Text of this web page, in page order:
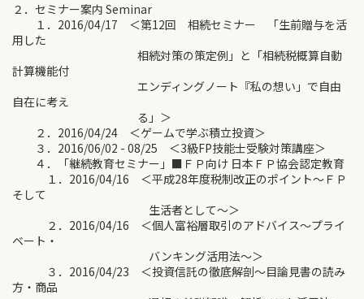
２．セミナー案内 Seminar
１．2016/04/17 ＜第12回 相続セミナー 「生前贈与を活
用した
相続対策の策定例」と「相続税概算自動
計算機能付
エンディングノート『私の想い」で自由
自在に考え
る」＞
２．2016/04/24 ＜ゲームで学ぶ積立投資＞
３．2016/06/02 - 08/25 ＜3級FP技能士受験対策講座＞
４．「継続教育セミナー」■ＦＰ向け 日本ＦＰ協会認定教育
１．2016/04/16 ＜平成28年度税制改正のポイント～ＦＰ
そして
生活者として～＞
２．2016/04/16 ＜個人富裕層取引のアドバイス～プライ
ベート・
バンキング活用法～＞
３．2016/04/23 ＜投資信託の徹底解剖～目論見書の読み
方・商品